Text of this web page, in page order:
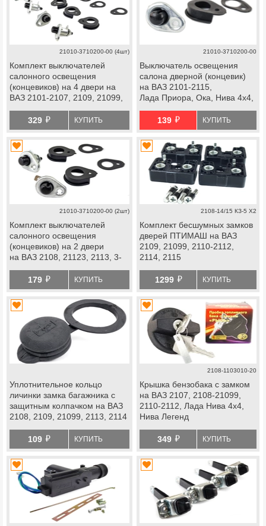
21010-3710200-00 (4шт)
Комплект выключателей
салонного освещения
(концевиков) на 4 двери на
ВАЗ 2101-2107, 2109, 21099,
Приора, 5-дверные Лада Нива
4х4, Нива Легенд, Нива
Тревел, Шевроле Нива
329 й КУПИТЬ
21010-3710200-00
Выключатель освещения
салона дверной (концевик)
на ВАЗ 2101-2115,
Лада Приора, Ока, Нива 4х4,
139 й КУПИТЬ
21010-3710200-00 (2шт)
Комплект выключателей
салонного освещения
(концевиков) на 2 двери
на ВАЗ 2108, 21123, 2113, 3-
Легенд, Приора купе, Ока
179 й КУПИТЬ
2108-14/15 КЗ-5 Х2
Комплект бесшумных замков
дверей ПТИМАШ на ВАЗ
2109, 21099, 2110-2112,
2114, 2115
1299 й КУПИТЬ
Уплотнительное кольцо
личинки замка багажника с
защитным колпачком на ВАЗ
2108, 2109, 21099, 2113, 2114
109 й КУПИТЬ
2108-1103010-20
Крышка бензобака с замком
на ВАЗ 2107, 2108-21099,
2110-2112, Лада Нива 4х4,
Нива Легенд
349 й КУПИТЬ